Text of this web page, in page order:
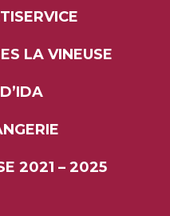
LA VINEUSE
2021 – 2025